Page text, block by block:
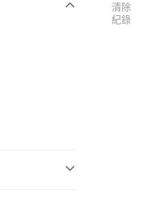
清除
紀錄